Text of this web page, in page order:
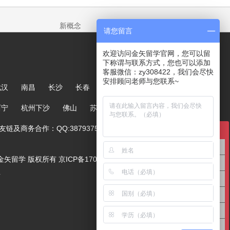
新概念
南昌 长沙 长春 哈尔滨 大连 郑州
杭州下沙 佛山 苏州
商务合作：QQ:387937567
矢留学 版权所有 京ICP备17005244号-1
澳洲留学咨询
美国留学咨询
请您留言
欢迎访问金矢留学官网，您可以留
下称谓与联系方式，您也可以添加
客服微信：zy308422，我们会尽快
安排顾问老师与您联系~